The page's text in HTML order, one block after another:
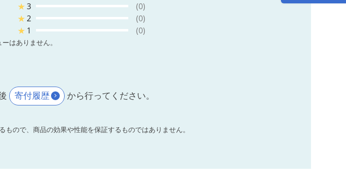
★3
(0)
★2
(0)
★ 1 (0)
ーはありません。
寄付履歴 から行ってください。
ので、商品の効果や性能を保証するものではありません。